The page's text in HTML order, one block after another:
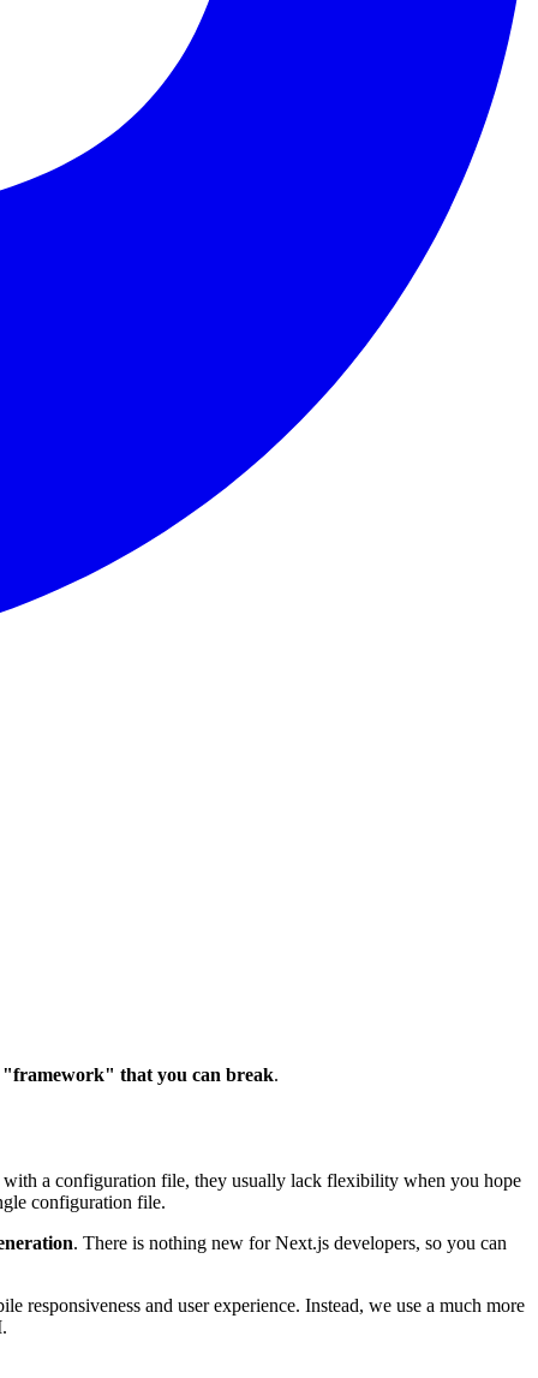
"framework" that you can break.
a configuration file, they usually lack flexibility when you hope
configuration file.
. There is nothing new for Next.js developers, so you can
responsiveness and user experience. Instead, we use a much more